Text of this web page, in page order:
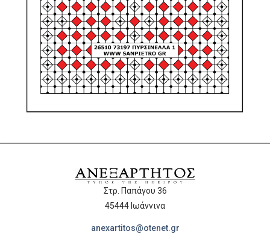
Στρ. Παπάγου 36
45444 Ιωάννινα
anexartitos@otenet.gr